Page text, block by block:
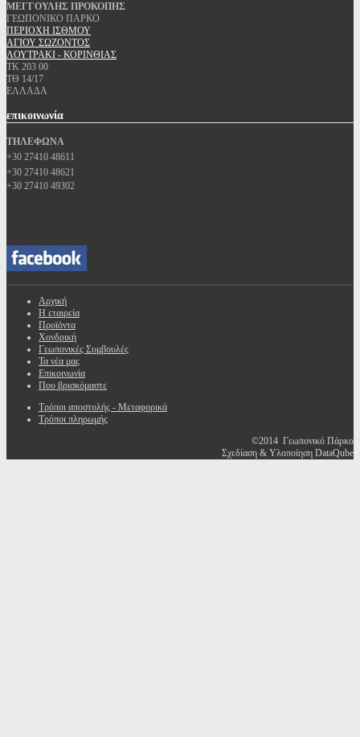
ΜΕΓΓΟΥΛΗΣ ΠΡΟΚΟΠΗΣ
ΓΕΩΠΟΝΙΚΟ ΠΑΡΚΟ
ΠΕΡΙΟΧΗ ΙΣΘΜΟΥ
ΑΓΙΟΥ ΣΩΖΟΝΤΟΣ
ΛΟΥΤΡΑΚΙ - ΚΟΡΙΝΘΙΑΣ
ΤΚ 203 00
ΤΘ 14/17
ΕΛΛΑΔΑ
επικοινωνία
ΤΗΛΕΦΩΝΑ
+30 27410 48611
+30 27410 48621
+30 27410 49302
Αρχική
Η εταιρεία
Προϊόντα
Χονδρική
Γεωπονικές Συμβουλές
Τα νέα μας
Επικοινωνία
Που βρισκόμαστε
Τρόποι αποστολής - Μεταφορικά
Τρόποι πληρωμής
©2014 Γεωπονικό Πάρκο
Σχεδίαση & Υλοποίηση DataQube